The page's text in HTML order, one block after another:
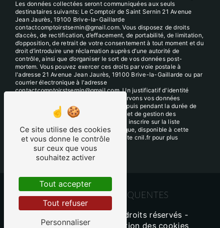
Les données collectées seront communiquées aux seuls
destinataires suivants: Le Comptoir de Saint Sernin 21 Avenue
Jean Jaurès, 19100 Brive-la-Gaillarde
contactcomptoirstsernin@gmail.com. Vous disposez de droits
d’accès, de rectification, d’effacement, de portabilité, de limitation,
d’opposition, de retrait de votre consentement à tout moment et du
droit d’introduire une réclamation auprès d’une autorité de
contrôle, ainsi que d’organiser le sort de vos données post-
mortem. Vous pouvez exercer ces droits par voie postale à
l'adresse 21 Avenue Jean Jaurès, 19100 Brive-la-Gaillarde ou par
courrier électronique à l'adresse
contactcomptoirstsernin@gmail.com. Un justificatif d'identité
pourra vous être demandé. Nous conservons vos données
pendant la période de prise de contact puis pendant la durée de
prescription légale aux fins probatoires et de gestion des
contentieux. Vous avez le droit de vous inscrire sur la liste
d'opposition au démarchage téléphonique, disponible à cette
adresse: Bloctel.gouv.fr. Consultez le site cnil.fr pour plus
d’informations sur vos droits.
RECHERCHES FRÉQUENTES
- 2026 - Tous droits réservés -
Mentions légales
Gestion des cookies
Ce site utilise des cookies
et vous donne le contrôle
sur ceux que vous
souhaitez activer
Tout accepter
Tout refuser
Personnaliser